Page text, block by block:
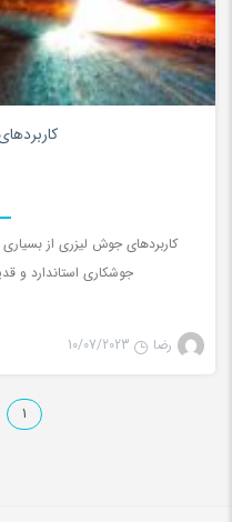
کاربردهای جوش لیزری از بسیاری
جوشکاری استاندارد و
رضا 10/07/2023
1